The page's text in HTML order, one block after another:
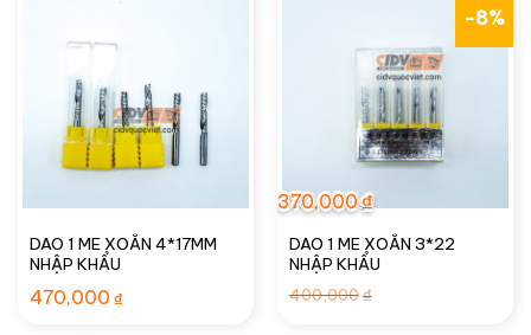
DAO 1 ME XOẮN 4*17MM
NHẬP KHẨU
470,000 ₫
-8%
DAO 1 ME XOẮN 3*22
NHẬP KHẨU
400,000₫
370,000₫